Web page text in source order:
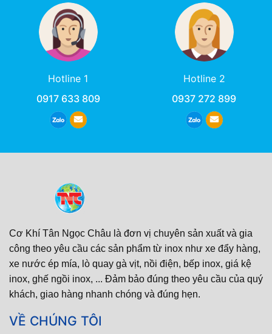
Hotline 1
0917 633 809
Hotline 2
0937 272 899
Cơ Khí Tân Ngọc Châu là đơn vị chuyên sản xuất và gia
công theo yêu cầu các sản phẩm từ inox như xe đẩy hàng,
xe nước ép mía, lò quay gà vịt, nồi điện, bếp inox, giá kệ
inox, ghế ngồi inox, ... Đảm bảo đúng theo yêu cầu của quý
khách, giao hàng nhanh chóng và đúng hẹn.
VỀ CHÚNG TÔI